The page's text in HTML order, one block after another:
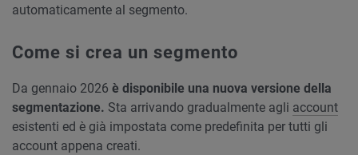
automaticamente al segmento.
Come si crea un segmento
Da gennaio 2026 è disponibile una nuova versione della
segmentazione. Sta arrivando gradualmente agli account
esistenti ed è già impostata come predefinita per tutti gli
account appena creati.